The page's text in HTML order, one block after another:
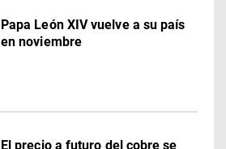
Papa León XIV vuelve a su país
en noviembre
El precio a futuro del cobre se